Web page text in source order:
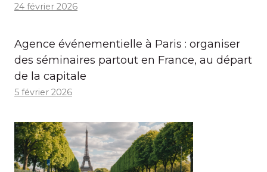
24 février 2026
Agence événementielle à Paris : organiser
des séminaires partout en France, au départ
de la capitale
5 février 2026